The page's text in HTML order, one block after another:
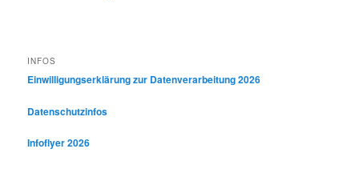
INFOS
Einwilligungserklärung zur Datenverarbeitung 2026
Datenschutzinfos
Infoflyer 2026